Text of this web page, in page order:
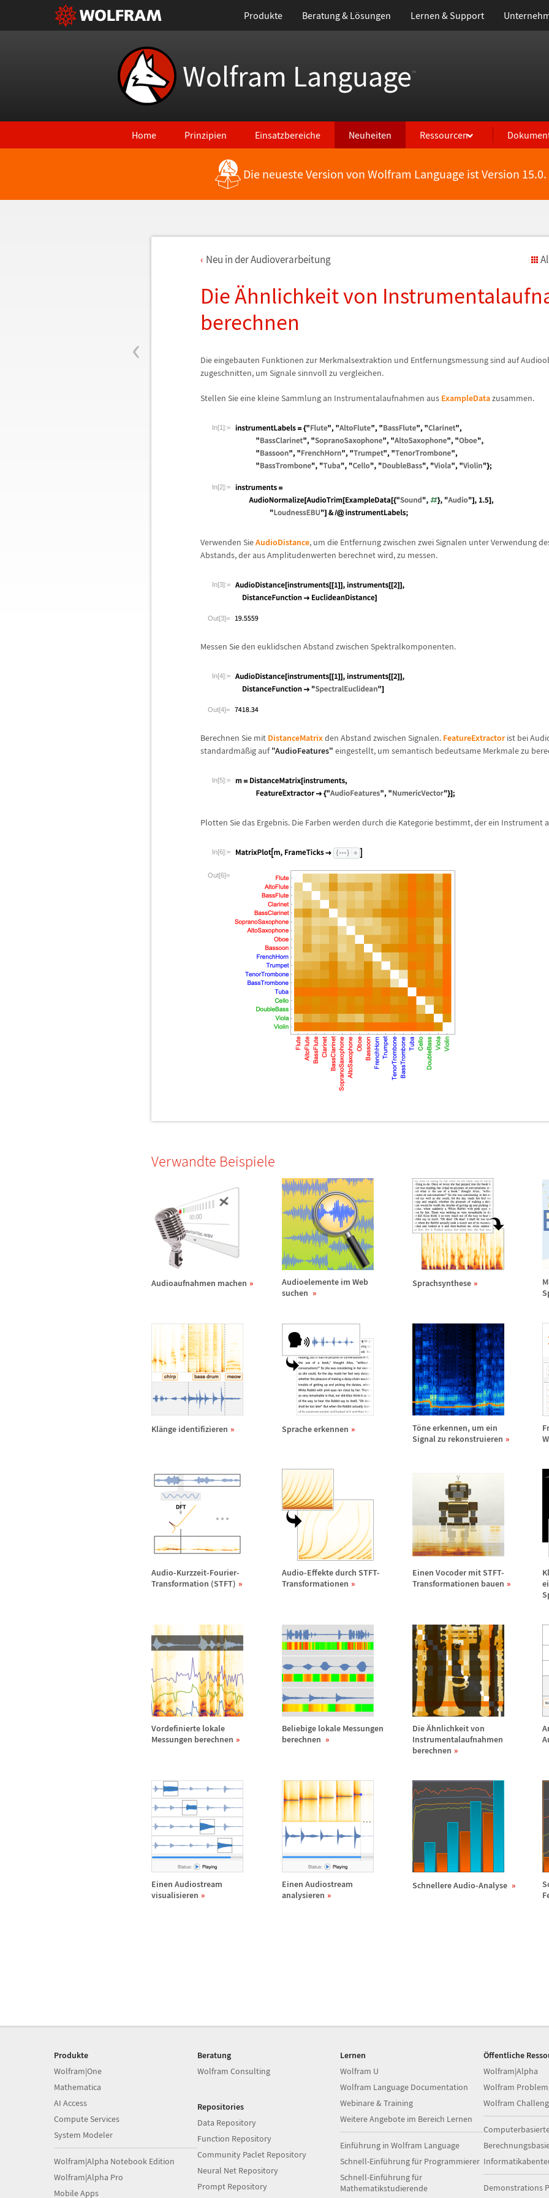
Produkte Beratung & Lösungen Lernen & Support
Wolfram Language™
Home Prinzipien Einsatzbereiche Neuheiten Ressourcen
Die neueste Version von Wolfram Language ist Version 15.0.
‹
Neu in der Audioverarbeitung
DieÄhnlichkeit von
berechnen
Die eingebauten Funktionen zur Merkmalsextraktion und Entfernungsmessung sind auf
zugeschnitten, um Signale sinnvoll zu vergleichen.
Stellen Sie eine kleine Sammlung an Instrumentalaufnahmen aus ExampleDatazusammen.
In[1]:=
In[2]:=
Verwenden SieAudioDistance, um die Entfernung zwischen zwei Signalen unter Verwendung
Abstands, der aus Amplitudenwerten berechnet wird, zu messen.
In[3]:=
Out[3]=
Messen Sie den euklidschen Abstand zwischen Spektralkomponenten.
In[4]:=
Out[4]=
Berechnen Sie mit DistanceMatrixden Abstand zwischen Signalen. FeatureExtractorist bei
standardmäßig auf"AudioFeatures" eingestellt, um semantisch bedeutsame Merkmale zu
In[5]:=
Plotten Sie das Ergebnis. Die Farben werden durch die Kategorie bestimmt, der ein Instrument
In[6]:=
Out[6]=
Verwandte Beispiele
Audioaufnahmen machen
Audioelemente im Web
suchen
Sprachsynthese
Klänge identifizieren Sprache erkennen Töne erkennen, um ein
Signal zu rekonstruieren
Audio-Kurzzeit-Fourier-
Transformation (STFT)
Audio-Effekte durch STFT-
Transformationen
Einen Vocoder mit STFT-
Transformationen bauen
Vordefinierte lokale
Messungen berechnen
Beliebige lokale Messungen
berechnen
DieÄhnlichkeit von
Instrumentalaufnahmen
berechnen
Einen Audiostream
visualisieren
Einen Audiostream
analysieren
Schnellere Audio-Analyse
Produkte
Wolfram|One
Mathematica
AI Access
Compute Services
System Modeler
Wolfram|Alpha Notebook Edition
Wolfram|Alpha Pro
Mobile Apps
Beratung
Wolfram Consulting
Repositories
Data Repository
Function Repository
Community Paclet Repository
Neural Net Repository
Prompt Repository
Lernen
Wolfram U
Wolfram Language Documentation
Webinare & Training
Weitere Angebote im Bereich Lernen
Einführung in Wolfram Language
Schnell-Einführung für Programmierer
Schnell-Einführung für
Mathematikstudierende
Öffentliche
Wolfram|Alpha
Wolfram
Wolfram
Demonstrations